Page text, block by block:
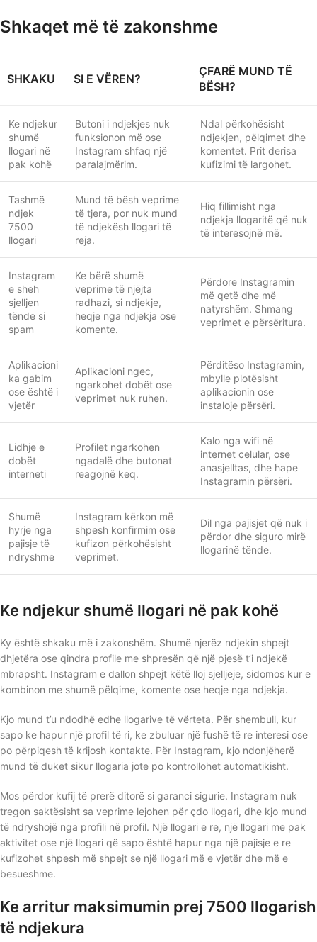
Shkaqet më të zakonshme
SHKAKU SI E VËREN?
ÇFARË MUND TË
BËSH?
Ke ndjekur
shumë
llogari në
pak kohë
Butoni i ndjekjes nuk
funksionon më ose
Instagram shfaq një
paralajmërim.
Ndal përkohësisht
ndjekjen, pëlqimet dhe
komentet. Prit derisa
kufizimi të largohet.
Tashmë
ndjek
7500
llogari
Mund të bësh veprime
të tjera, por nuk mund
të ndjekësh llogari të
reja.
Hiq fillimisht nga
ndjekja llogaritë që nuk
të interesojnë më.
Instagram
e sheh
sjelljen
tënde si
spam
Ke bërë shumë
veprime të njëjta
radhazi, si ndjekje,
heqje nga ndjekja ose
komente.
Përdore Instagramin
më qetë dhe më
natyrshëm. Shmang
veprimet e përsëritura.
Aplikacioni
ka gabim
ose është i
vjetër
Aplikacioni ngec,
ngarkohet dobët ose
veprimet nuk ruhen.
Përditëso Instagramin,
mbylle plotësisht
aplikacionin ose
instaloje përsëri.
Lidhje e
dobët
interneti
Profilet ngarkohen
ngadalë dhe butonat
reagojnë keq.
Kalo nga wifi në
internet celular, ose
anasjelltas, dhe hape
Instagramin përsëri.
Shumë
hyrje nga
pajisje të
ndryshme
Instagram kërkon më
shpesh konfirmim ose
kufizon përkohësisht
veprimet.
Dil nga pajisjet që nuk i
përdor dhe siguro mirë
llogarinë tënde.
Ke ndjekur shumë llogari në pak kohë
Ky është shkaku më i zakonshëm. Shumë njerëz ndjekin shpejt
dhjetëra ose qindra profile me shpresën që një pjesë t’i ndjekë
mbrapsht. Instagram e dallon shpejt këtë lloj sjelljeje, sidomos kur e
kombinon me shumë pëlqime, komente ose heqje nga ndjekja.
Kjo mund t’u ndodhë edhe llogarive të vërteta. Për shembull, kur
sapo ke hapur një profil të ri, ke zbuluar një fushë të re interesi ose
po përpiqesh të krijosh kontakte. Për Instagram, kjo ndonjëherë
mund të duket sikur llogaria jote po kontrollohet automatikisht.
Mos përdor kufij të prerë ditorë si garanci sigurie. Instagram nuk
tregon saktësisht sa veprime lejohen për çdo llogari, dhe kjo mund
të ndryshojë nga profili në profil. Një llogari e re, një llogari me pak
aktivitet ose një llogari që sapo është hapur nga një pajisje e re
kufizohet shpesh më shpejt se një llogari më e vjetër dhe më e
besueshme.
Ke arritur maksimumin prej 7500 llogarish
të ndjekura